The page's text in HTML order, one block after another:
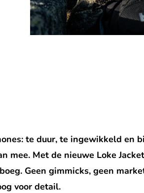
te duur, te ingewikkeld en
mee. Met de nieuwe Loke
Geen gimmicks, geen
voor detail.